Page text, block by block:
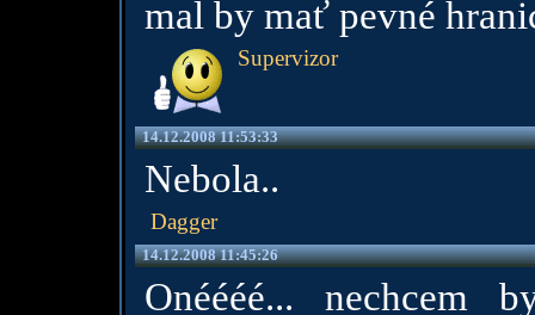
mal by mať pevné
Supervizor
14.12.2008 11:53:33
Nebola..
Dagger
14.12.2008 11:45:26
Onéééé... nechcem